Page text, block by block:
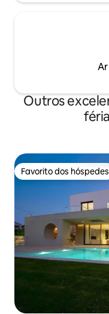
Outros
Favorito dos hóspedes
Favorito dos hóspedes